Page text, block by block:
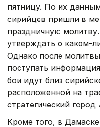
пятницу. По их
сирийцев пришли в
праздничную
утверждать о каком-
Однако после
поступать
бои идут близ
расположенной на
стратегический город
Кроме того, в